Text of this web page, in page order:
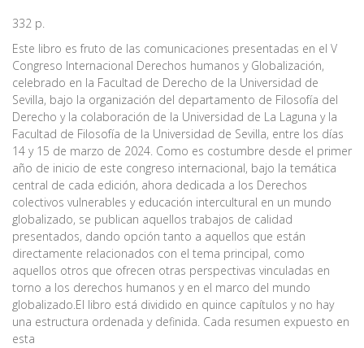
332 p.
Este libro es fruto de las comunicaciones presentadas en el V
Congreso Internacional Derechos humanos y Globalización,
celebrado en la Facultad de Derecho de la Universidad de
Sevilla, bajo la organización del departamento de Filosofía del
Derecho y la colaboración de la Universidad de La Laguna y la
Facultad de Filosofía de la Universidad de Sevilla, entre los días
14 y 15 de marzo de 2024. Como es costumbre desde el primer
año de inicio de este congreso internacional, bajo la temática
central de cada edición, ahora dedicada a los Derechos
colectivos vulnerables y educación intercultural en un mundo
globalizado, se publican aquellos trabajos de calidad
presentados, dando opción tanto a aquellos que están
directamente relacionados con el tema principal, como
aquellos otros que ofrecen otras perspectivas vinculadas en
torno a los derechos humanos y en el marco del mundo
globalizado.El libro está dividido en quince capítulos y no hay
una estructura ordenada y definida. Cada resumen expuesto en
esta